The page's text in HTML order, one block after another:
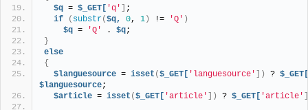
$q = $_GET[ 'q'
;
if
( substr($q, 0, 1 ) != 'Q' )
$q = 'Q' . $q;
}
else
{
$languesource = isset ($_GET[ 'languesource' ]) ? $_GET[
$languesource;
$article = isset ($_GET[ 'article' ]) ? $_GET[ 'article'